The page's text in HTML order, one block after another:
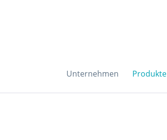
Unternehmen Produkte